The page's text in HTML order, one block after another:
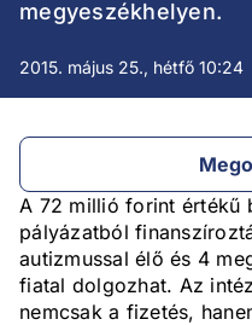
megyeszékhelyen.
2015. május 25., hétfő 10:24
A 72 millió forint értékű
pályázatból
autizmussal élő és 4
fiatal dolgozhat. Az
nemcsak a fizetés,